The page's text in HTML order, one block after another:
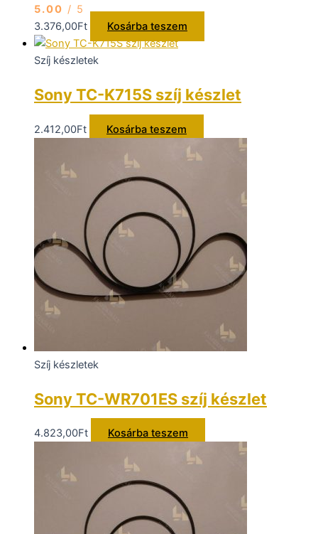
5.00 / 5
3.376,00Ft Kosárba teszem
Szíj készletek
Sony TC-K715S szíj készlet
2.412,00Ft Kosárba teszem
Szíj készletek
Sony TC-WR701ES szíj készlet
4.823,00Ft Kosárba teszem